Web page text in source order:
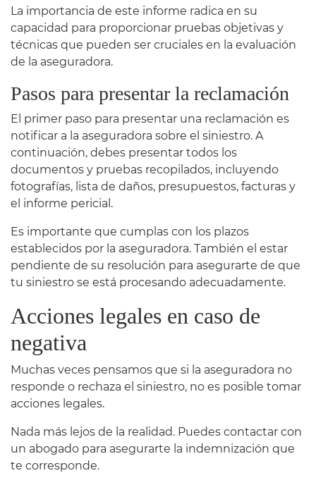
La importancia de este informe radica en su
capacidad para proporcionar pruebas objetivas y
técnicas que pueden ser cruciales en la evaluación
de la aseguradora.
Pasos para presentar la reclamación
El primer paso para presentar una reclamación es
notificar a la aseguradora sobre el siniestro. A
continuación, debes presentar todos los
documentos y pruebas recopilados, incluyendo
fotografías, lista de daños, presupuestos, facturas y
el informe pericial.
Es importante que cumplas con los plazos
establecidos por la aseguradora. También el estar
pendiente de su resolución para asegurarte de que
tu siniestro se está procesando adecuadamente.
Acciones legales en caso de
negativa
Muchas veces pensamos que si la aseguradora no
responde o rechaza el siniestro, no es posible tomar
acciones legales.
Nada más lejos de la realidad. Puedes contactar con
un abogado para asegurarte la indemnización que
te corresponde.